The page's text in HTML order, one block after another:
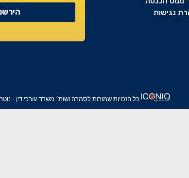
נגישות
כל הזכויות שמורות לסמרה ושות׳ משרד עורכי דין - נוטריון